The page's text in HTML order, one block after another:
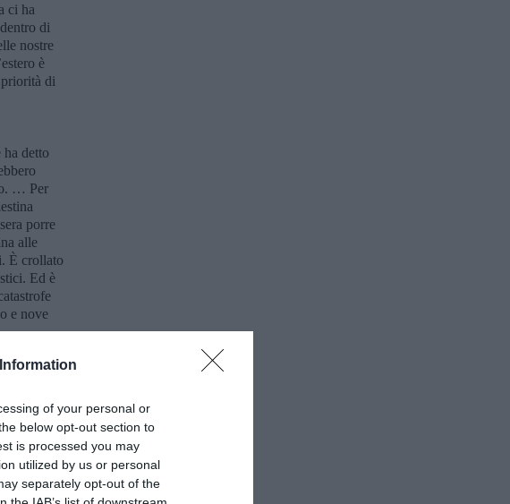
of your personal or
below opt-out section to
is processed you may
utilized by us or personal
separately opt-out of the
ci ha
di
nostre
è
di
detto
… Per
porre
alle
È crollato
Ed è
e nove
Accusa